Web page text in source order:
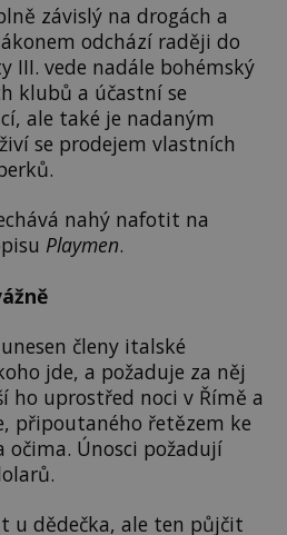
závislý na drogách a
odchází raději do
III. vede nadále bohémský
klubů a účastní se
ale také je nadaným
se prodejem vlastních
nahý nafotit na
Playmen.
členy italské
jde, a požaduje za něj
ho uprostřed noci v Římě a
připoutaného řetězem ke
očima. Únosci požadují
u dědečka, ale ten půjčit